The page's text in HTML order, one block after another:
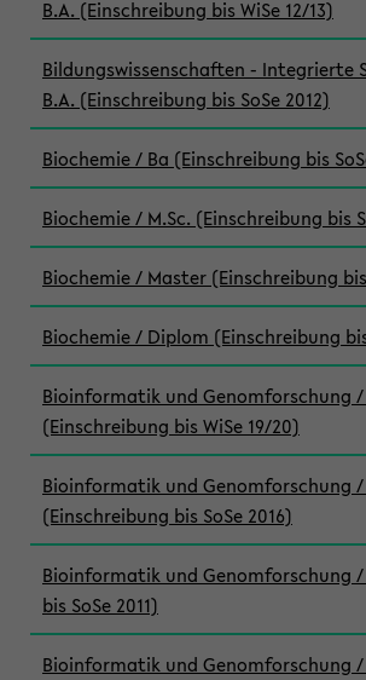
B.A. (Einschreibung bis WiSe 12/13)
Bildungswissenschaften - Integrierte
B.A. (Einschreibung bis SoSe 2012)
Biochemie / Ba (Einschreibung bis
Biochemie / M.Sc. (Einschreibung bis
Biochemie / Master (Einschreibung bis
Biochemie / Diplom (Einschreibung
Bioinformatik und Genomforschung /
(Einschreibung bis WiSe 19/20)
Bioinformatik und Genomforschung /
(Einschreibung bis SoSe 2016)
Bioinformatik und Genomforschung /
bis SoSe 2011)
Bioinformatik und Genomforschung /